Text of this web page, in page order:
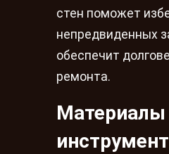
стен поможет
непредвиденных
обеспечит
ремонта.
Материалы